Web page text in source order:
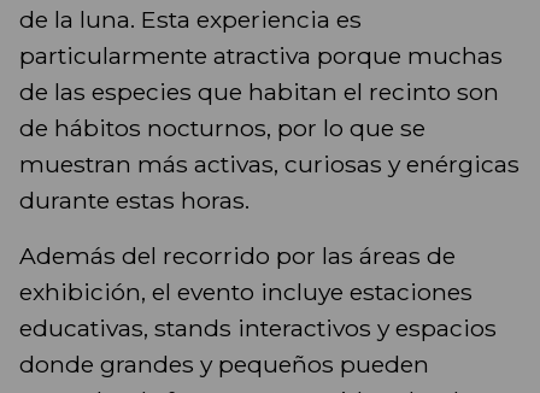
de la luna. Esta experiencia es
particularmente atractiva porque muchas
de las especies que habitan el recinto son
de hábitos nocturnos, por lo que se
muestran más activas, curiosas y enérgicas
durante estas horas.
Además del recorrido por las áreas de
exhibición, el evento incluye estaciones
educativas, stands interactivos y espacios
donde grandes y pequeños pueden